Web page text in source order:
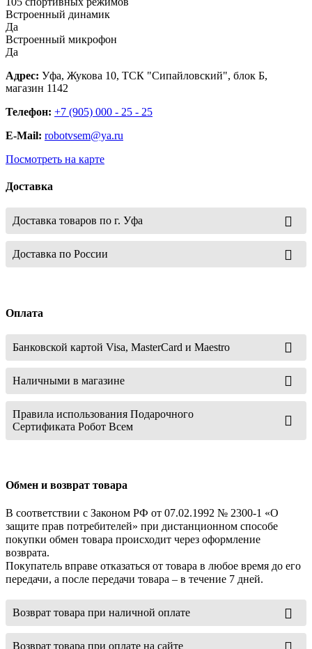
Встроенный динамик
Да
Встроенный микрофон
Да
Адрес: Уфа, Жукова 10, ТСК "Сипайловский", блок Б,
магазин 1142
Телефон: +7 (905) 000 - 25 - 25
E-Mail: robotvsem@ya.ru
Посмотреть на карте
Доставка
Доставка товаров по г. Уфа
Доставка по России
Оплата
Банковской картой Visa, MasterCard и Maestro
Наличными в магазине
Правила использования Подарочного
Сертификата Робот Всем
Обмен и возврат товара
В соответствии с Законом РФ от 07.02.1992 № 2300-1 «О
защите прав потребителей» при дистанционном способе
покупки обмен товара происходит через оформление
возврата.
Покупатель вправе отказаться от товара в любое время до его
передачи, а после передачи товара – в течение 7 дней.
Возврат товара при наличной оплате
Возврат товара при оплате на сайте